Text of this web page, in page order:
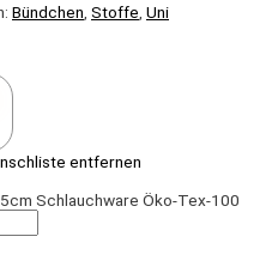
Bündchen Stoffe Uni
entfernen
Schlauchware Öko-Tex-100